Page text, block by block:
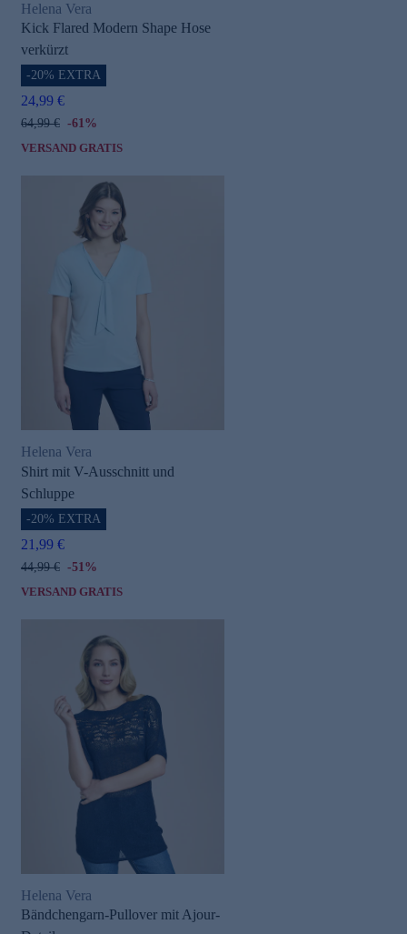
Helena Vera
Kick Flared Modern Shape Hose
verkürzt
-20% EXTRA
24,99 €
64,99 € -61%
VERSAND GRATIS
Helena Vera
Shirt mit V-Ausschnitt und
Schluppe
-20% EXTRA
21,99 €
44,99 € -51%
VERSAND GRATIS
Helena Vera
Bändchengarn-Pullover mit Ajour-